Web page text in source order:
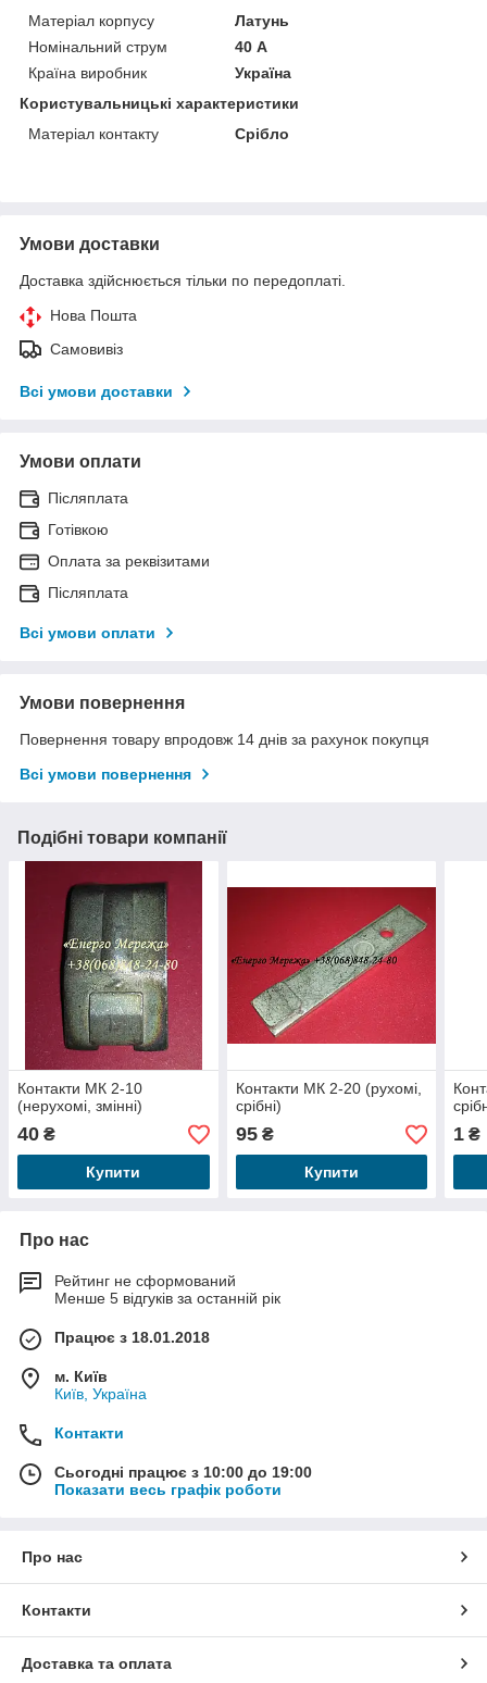
Матеріал корпусу
Латунь
Номінальний струм
40 А
Країна виробник
Україна
Користувальницькі характеристики
Матеріал контакту
Срібло
Умови доставки
Доставка здійснюється тільки по передоплаті.
Нова Пошта
Самовивіз
Всі умови доставки
Умови оплати
Післяплата
Готівкою
Оплата за реквізитами
Післяплата
Всі умови оплати
Умови повернення
Повернення товару впродовж 14 днів за рахунок покупця
Всі умови повернення
Подібні товари компанії
Контакти МК 2-10
(нерухомі, змінні)
40 ₴
Купити
Контакти МК 2-20 (рухомі,
срібні)
95₴
Купити
1 ₴
Про нас
Рейтинг не сформований
Менше 5 відгуків за останній рік
Працює з 18.01.2018
м. Київ
Київ, Україна
Контакти
Сьогодні працює з 10:00 до 19:00
Показати весь графік роботи
Про нас
Контакти
Доставка та оплата